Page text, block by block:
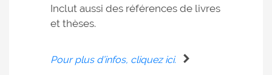
Inclut aussi des références de livres
et thèses.
Pour plus d’infos, cliquez ici.